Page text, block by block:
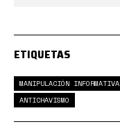
ETIQUETAS
MANIPULACIÓN INFORMATIVA
ANTICHAVISMO